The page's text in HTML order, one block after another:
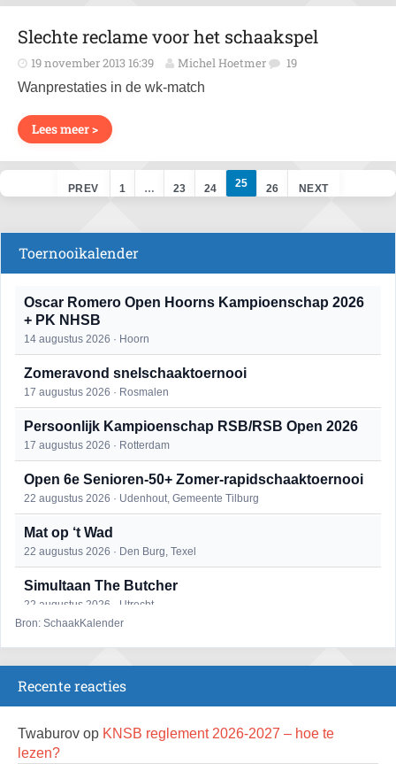
Slechte reclame voor het schaakspel
19 november 2013 16:39 Michel Hoetmer 19
Wanprestaties in de wk-match
Lees meer >
PREV 1 … 23 24 25 26 NEXT
Toernooikalender
Oscar Romero Open Hoorns Kampioenschap 2026
+ PK NHSB
14 augustus 2026 · Hoorn
Zomeravond snelschaaktoernooi
17 augustus 2026 · Rosmalen
Persoonlijk Kampioenschap RSB/RSB Open 2026
17 augustus 2026 · Rotterdam
Open 6e Senioren-50+ Zomer-rapidschaaktoernooi
22 augustus 2026 · Udenhout, Gemeente Tilburg
Mat op ‘t Wad
22 augustus 2026 · Den Burg, Texel
Simultaan The Butcher
22 augustus 2026 · Utrecht
Open Eemlandtoernooi 2026
DSC Girls Night
Bron: SchaakKalender
Recente reacties
Twaburov op KNSB reglement 2026-2027 – hoe te
lezen?